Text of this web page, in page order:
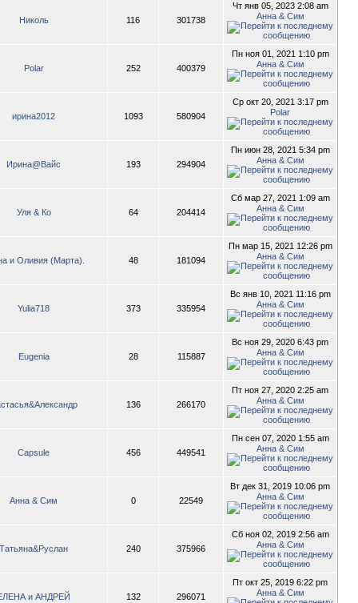
Николь 116 301738
Чт янв 05, 2023 2:08 am
Анна & Сим
Polar 252 400379
Пн ноя 01, 2021 1:10 pm
Анна & Сим
ирина2012 1093 580904
Ср окт 20, 2021 3:17 pm
Polar
Ирина@Вайс 193 294904
Пн июн 28, 2021 5:34 pm
Анна & Сим
Уля & Ко 64 204414
Сб мар 27, 2021 1:09 am
Анна & Сим
и Оливия (Марта). 48 181094
Пн мар 15, 2021 12:26 pm
Анна & Сим
Yulia718 373 335954
Вс янв 10, 2021 11:16 pm
Анна & Сим
Eugenia 28 115887
Вс ноя 29, 2020 6:43 pm
Анна & Сим
136 266170
Пт ноя 27, 2020 2:25 am
Анна & Сим
Capsule 456 449541
Пн сен 07, 2020 1:55 am
Анна & Сим
Анна & Сим 0 22549
Вт дек 31, 2019 10:06 pm
Анна & Сим
Татьяна&Руслан 240 375966
Сб ноя 02, 2019 2:56 am
Анна & Сим
и АНДРЕЙ 132 296071
Пт окт 25, 2019 6:22 pm
Анна & Сим